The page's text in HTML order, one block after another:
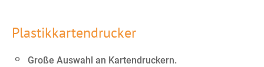
Plastikkartendrucker
Große Auswahl an Kartendruckern.